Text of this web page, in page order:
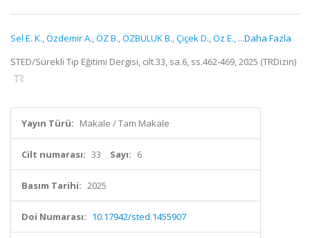
Sel E. K.,Özdemir A.,ÖZ B.,ÖZBULUK B.,Çiçek D.,Öz E., ...Daha Fazla
STED/Sürekli Tıp Eğitimi Dergisi, cilt.33, sa.6, ss.462-469, 2025 (TRDizin)
Yayın Türü: Makale / Tam Makale
Cilt numarası: 33 Sayı: 6
Basım Tarihi: 2025
Doi Numarası: 10.17942/sted.1455907